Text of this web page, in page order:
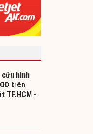
hình
trên
TP.HCM -